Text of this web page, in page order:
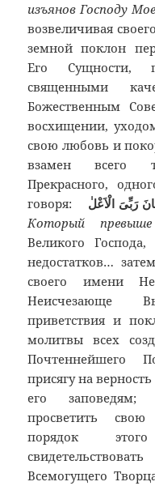
изъянов Господу
возвеличивая
земной поклон
Его Сущности,
священными
Божественным
восхищении,
свою любовь и
взамен всего
Прекрасного,
говоря:
رَبِّىَ الْاَعْلٰ
Который
Великого
недостатков…
своего имени
Неисчезающе
приветствия и
молитвы всех
Почтеннейшего
присягу на
его
просветить
порядок
Всемогущего